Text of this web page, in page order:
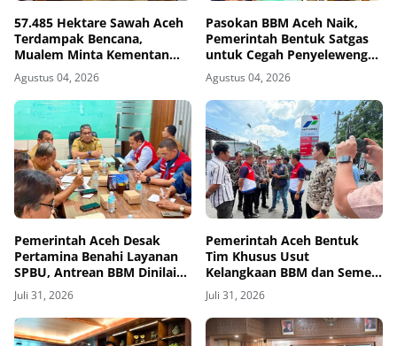
57.485 Hektare Sawah Aceh
Terdampak Bencana,
Mualem Minta Kementan
Percepat Pemulihan
Agustus 04, 2026
Pasokan BBM Aceh Naik,
Pemerintah Bentuk Satgas
untuk Cegah Penyelewengan
dan Antrean
Agustus 04, 2026
Pemerintah Aceh Desak
Pertamina Benahi Layanan
SPBU, Antrean BBM Dinilai
Dipicu Sistem Pelayanan
Juli 31, 2026
Pemerintah Aceh Bentuk
Tim Khusus Usut
Kelangkaan BBM dan Semen,
Polisi Dilibatkan
Juli 31, 2026